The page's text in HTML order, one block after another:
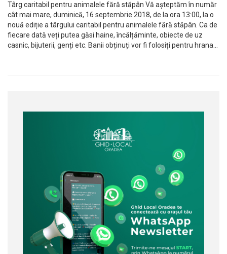
Târg caritabil pentru animalele fără stăpân Vă așteptăm în număr
cât mai mare, duminică, 16 septembrie 2018, de la ora 13:00, la o
nouă ediție a târgului caritabil pentru animalele fără stăpân. Ca de
fiecare dată veți putea găsi haine, încălțăminte, obiecte de uz
casnic, bijuterii, genți etc. Banii obținuți vor fi folosiți pentru hrana…